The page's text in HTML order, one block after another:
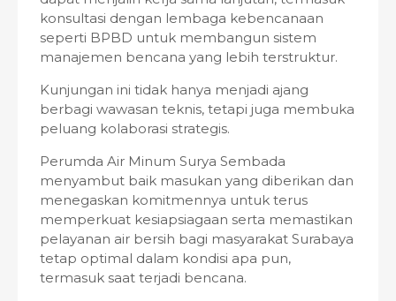
konsultasi dengan lembaga kebencanaan
seperti BPBD untuk membangun sistem
manajemen bencana yang lebih terstruktur.
Kunjungan ini tidak hanya menjadi ajang
berbagi wawasan teknis, tetapi juga membuka
peluang kolaborasi strategis.
Perumda Air Minum Surya Sembada
menyambut baik masukan yang diberikan dan
menegaskan komitmennya untuk terus
memperkuat kesiapsiagaan serta memastikan
pelayanan air bersih bagi masyarakat Surabaya
tetap optimal dalam kondisi apa pun,
termasuk saat terjadi bencana.